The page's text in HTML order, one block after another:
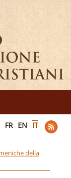
FR EN IT
della